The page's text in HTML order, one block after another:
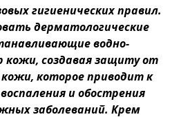
гигиенических правил.
дерматологические
водно-
кожи, создавая защиту от
которое приводит к
и обострения
заболеваний. Крем